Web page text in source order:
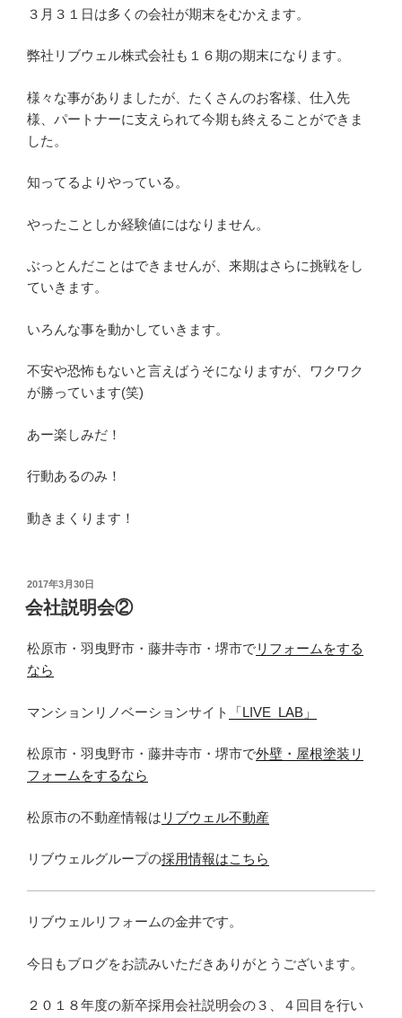
３月３１日は多くの会社が期末をむかえます。
弊社リブウェル株式会社も１６期の期末になります。
様々な事がありましたが、たくさんのお客様、仕入先
様、パートナーに支えられて今期も終えることができま
した。
知ってるよりやっている。
やったことしか経験値にはなりません。
ぶっとんだことはできませんが、来期はさらに挑戦をし
ていきます。
いろんな事を動かしていきます。
不安や恐怖もないと言えばうそになりますが、ワクワク
が勝っています(笑)
あー楽しみだ！
行動あるのみ！
動きまくります！
投
稿
日:
2017年3月30日
会社説明会②
松原市・羽曳野市・藤井寺市・堺市でリフォームをする
なら
マンションリノベーションサイト 「LIVE_LAB」
松原市・羽曳野市・藤井寺市・堺市で外壁・屋根塗装リ
フォームをするなら
松原市の不動産情報は リブウェル不動産
リブウェルグループの採用情報はこちら
リブウェルリフォームの金井です。
今日もブログをお読みいただきありがとうございます。
２０１８年度の新卒採用会社説明会の３、４回目を行い